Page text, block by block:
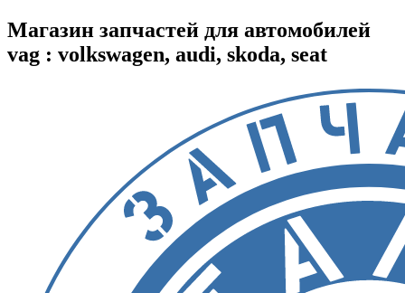
Магазин запчастей для автомобилей
vag : volkswagen, audi, skoda, seat